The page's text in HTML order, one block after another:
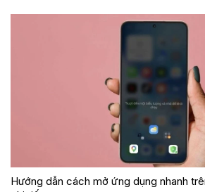
Hướng dẫn cách mở ứng dụng nhanh